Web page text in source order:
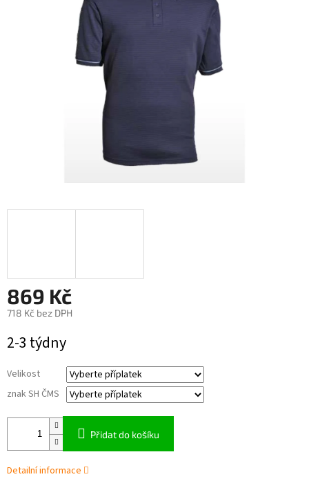
869 Kč
718 Kč bez DPH
cena:
2-3 týdny
Velikost
znak SH ČMS
Přidat do košíku
Detailní informace